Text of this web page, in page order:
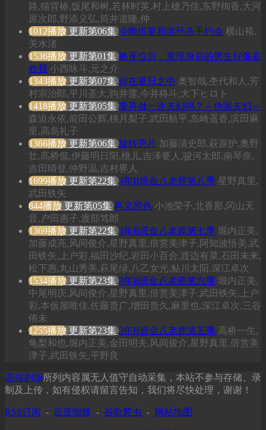
路,猫背椿,饭尾和树,若林时英,村上穂乃佳,东野绚香,大河
原次郎,野添义弘,筒井道隆,仲
1012播放 更新第06集 今晚也要和连环杀手约会 横山裕,
关水渚
1536播放 更新第01集 换座位后，发现身后的男生好像喜
欢我 小西咏斗,元之介
1343播放 更新第07集 你在夏日之中 奥智哉,杢代和人,芳
村宗治郎,平川圣大,驹井莲,今井柊斗,大下ヒロト
1418播放 更新第05集 要再做一次夫妇吗？～伪装夫妇～
森迫永依,前田公辉,桃月梨子,武田航平,岛崎遥香,滨田麻
里,高岛礼子
1366播放 更新第06集 旋转亮片 加藤清史郎,萩原护,奥野
壮,高桥侃,伊藤明日阳,桃儿,吉泽要人,骏河太郎,南琴奈,
吉田晴登,仲野温,吉村界人
1699播放 更新第22集 3年B班金八老师第八季 星野真里,
武田铁矢
844播放 更新第05集 再见黑色 小池荣子,北香那,冈山天
音,户田惠子,渡部笃郎
1369播放 更新第22集 3年B班金八老师第七季 堀内正美,
加藤成亮,风间俊介,星野真里,倍赏美津子,阿知波悟美,武
田铁矢,上户彩,福田沙纪,岩田小百合,渡边有菜,石田未来,
松下惠,丸山秀美,萩尾绿,八乙女光,鲇川太阳,深江卓次
1534播放 更新第23集 3年B班金八老师第六季 堀内正美,
中尾明庆,风间俊介,星野真里,倍赏美津子,武田铁矢,上户
彩,本仮屋唯佳,佐藤贵广,增田贵久,麻里也,深江卓次,三谷
侑未
1255播放 更新第23集 3年B班金八老师第五季 高桥一生,
龟梨和也,堀内正美,金田明夫,风间俊介,星野真里,倍赏美
津子,武田铁矢,平野良
高端剧场所列内容属无人值守自动采集，本站不参与存储、录
制及上传，如有侵权请留言告知，我们将尽快处理，谢谢！
RSS订阅 - 百度蜘蛛 - 谷歌爬虫 - 网站地图